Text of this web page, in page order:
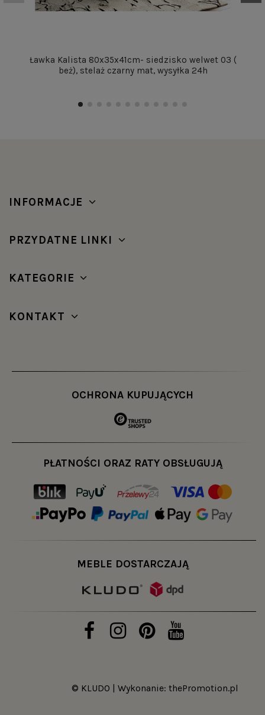
Ławka Kalista 80x35x41cm- siedzisko welwet 03 (
beż), stelaż czarny mat, wysyłka 24h
INFORMACJE
PRZYDATNE LINKI
KATEGORIE
KONTAKT
OCHRONA KUPUJĄCYCH
PŁATNOŚCI ORAZ RATY OBSŁUGUJĄ
MEBLE DOSTARCZAJĄ
© KLUDO | Wykonanie: thePromotion.pl